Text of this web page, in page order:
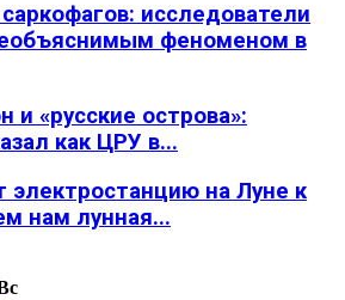
исследователи
феноменом в
и «русские острова»:
как ЦРУ в...
электростанцию на Луне к
нам лунная...